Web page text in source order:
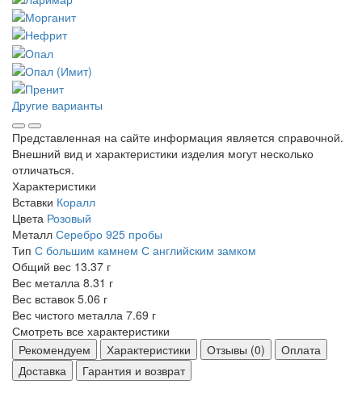
Другие варианты
Представленная на сайте информация является справочной.
Внешний вид и характеристики изделия могут несколько
отличаться.
Характеристики
Вставки Коралл
Цвета Розовый
Металл Серебро 925 пробы
Тип С большим камнем С английским замком
Общий вес 13.37 г
Вес металла 8.31 г
Вес вставок 5.06 г
Вес чистого металла 7.69 г
Смотреть все характеристики
Рекомендуем
Характеристики Отзывы (0)
Оплата
Доставка
Гарантия и возврат